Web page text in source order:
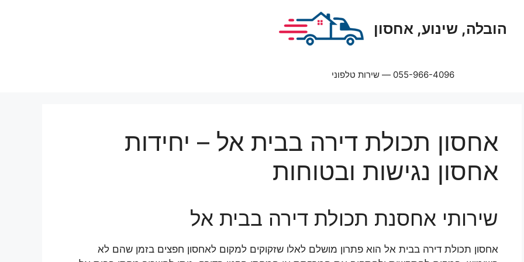
הובלה, שינוע, אחסון
055-966-4096 — שירות טלפוני
אחסון תכולת דירה בבית אל – יחידות
אחסון נגישות ובטוחות
שירותי אחסנת תכולת דירה בבית אל
אחסון תכולת דירה בבית אל הוא פתרון מושלם לאלו שזקוקים למקום לאחסון חפצים בזמן שהם לא